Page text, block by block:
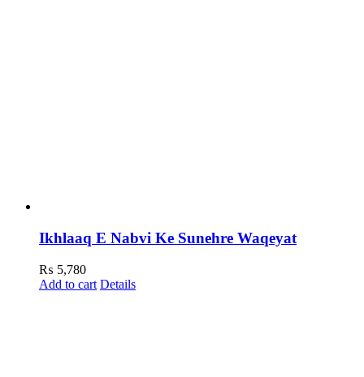
Ikhlaaq E Nabvi Ke Sunehre Waqeyat
₨ 5,780
Add to cart Details